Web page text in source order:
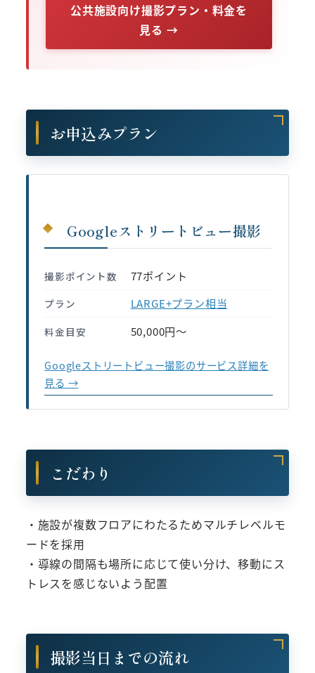
公共施設向け撮影プラン・料金を
見る →
お申込みプラン
Googleストリートビュー撮影
撮影ポイント数 77ポイント
プラン LARGE+プラン相当
料金目安 50,000円〜
Googleストリートビュー撮影のサービス詳細を
見る →
こだわり
・施設が複数フロアにわたるためマルチレベルモ
ードを採用
・導線の間隔も場所に応じて使い分け、移動にス
トレスを感じないよう配置
撮影当日までの流れ